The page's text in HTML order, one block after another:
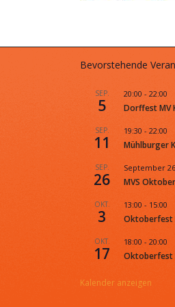
Bevorstehende
SEP.
5
20:00 -22:00
Dorffest MV
SEP.
11
19:30 -22:00
Mühlburger
SEP.
26
September 26
MVS
OKT.
3
13:00 - 15:00
Oktoberfest
OKT.
17
18:00 -20:00
Oktoberfest
Kalender anzeigen